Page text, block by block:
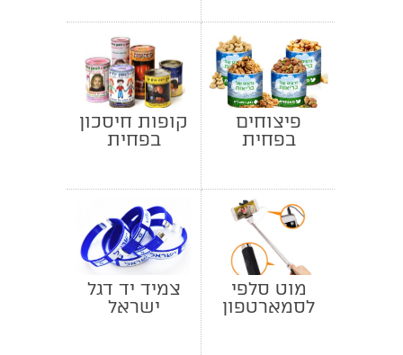
פיצוחים
בפחית
קופות חיסכון
בפחית
מוט סלפי
לסמארטפון
צמיד יד דגל
ישראל